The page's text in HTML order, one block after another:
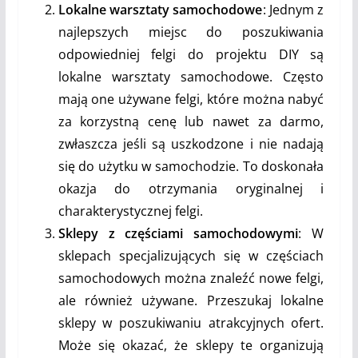
Lokalne warsztaty samochodowe: Jednym z
najlepszych miejsc do poszukiwania
odpowiedniej felgi do projektu DIY są
lokalne warsztaty samochodowe. Często
mają one używane felgi, które można nabyć
za korzystną cenę lub nawet za darmo,
zwłaszcza jeśli są uszkodzone i nie nadają
się do użytku w samochodzie. To doskonała
okazja do otrzymania oryginalnej i
charakterystycznej felgi.
Sklepy z częściami samochodowymi: W
sklepach specjalizujących się w częściach
samochodowych można znaleźć nowe felgi,
ale również używane. Przeszukaj lokalne
sklepy w poszukiwaniu atrakcyjnych ofert.
Może się okazać, że sklepy te organizują